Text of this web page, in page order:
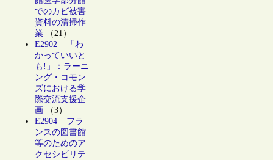
でのカビ被害
資料の清掃作
業（21）
E2902 – 「わ
かっていいと
も!」：ラーニ
ング・コモン
ズにおける学
際交流支援企
画 （3）
E2904 – フラ
ンスの図書館
等のためのア
クセシビリテ